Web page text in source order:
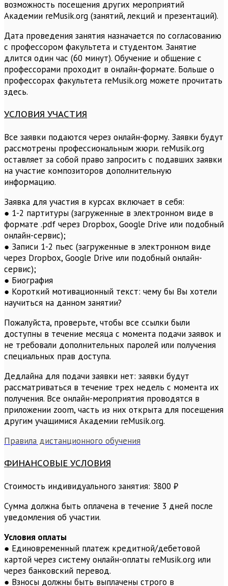
возможность посещения других мероприятий
Академии reMusik.org (занятий, лекций и презентаций).
Дата проведения занятия назначается по согласованию
с профессором факультета и студентом. Занятие
длится один час (60 минут). Обучение и общение с
профессорами проходит в онлайн-формате. Больше о
профессорах факультета reMusik.org можете прочитать
здесь.
УСЛОВИЯ УЧАСТИЯ
Все заявки подаются через онлайн-форму. Заявки будут
рассмотрены профессиональным жюри. reMusik.org
оставляет за собой право запросить с подавших заявки
на участие композиторов дополнительную
информацию.
Заявка для участия в курсах включает в себя:
● 1-2 партитуры (загруженные в электронном виде в
формате .pdf через Dropbox, Google Drive или подобный
онлайн-сервис);
● Записи 1-2 пьес (загруженные в электронном виде
через Dropbox, Google Drive или подобный онлайн-
сервис);
● Биография
● Короткий мотивационный текст: чему бы Вы хотели
научиться на данном занятии?
Пожалуйста, проверьте, чтобы все ссылки были
доступны в течение месяца с момента подачи заявок и
не требовали дополнительных паролей или получения
специальных прав доступа.
Дедлайна для подачи заявки нет: заявки будут
рассматриваться в течение трех недель с момента их
получения. Все онлайн-мероприятия проводятся в
приложении zoom, часть из них открыта для посещения
другим учащимися Академии reMusik.org.
Правила дистанционного обучения
ФИНАНСОВЫЕ УСЛОВИЯ
Стоимость индивидуального занятия: 3800 ₽
Сумма должна быть оплачена в течение 3 дней после
уведомления об участии.
Условия оплаты
● Единовременный платеж кредитной/дебетовой
картой через систему онлайн-оплаты reMusik.org или
через банковский перевод.
● Взносы должны быть выплачены строго в